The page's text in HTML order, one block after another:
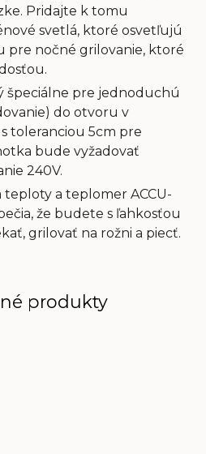
Pridajte k tomu
svetlá, ktoré osvetľujú
pre nočné grilovanie, ktoré
špeciálne pre jednoduchú
do otvoru v
toleranciou 5cm pre
bude vyžadovať
240V.
teploty a teplomer ACCU-
že budete s ľahkosťou
grilovať na rožni a piecť.
produkty